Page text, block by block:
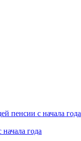
пенсии с начала года
года